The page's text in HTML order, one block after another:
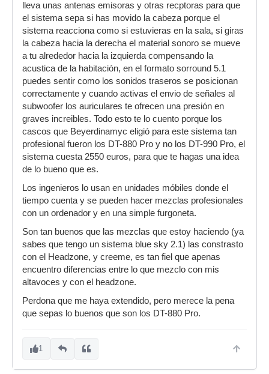
lleva unas antenas emisoras y otras recptoras para que
el sistema sepa si has movido la cabeza porque el
sistema reacciona como si estuvieras en la sala, si giras
la cabeza hacia la derecha el material sonoro se mueve
a tu alrededor hacia la izquierda compensando la
acustica de la habitación, en el formato sorround 5.1
puedes sentir como los sonidos traseros se posicionan
correctamente y cuando activas el envio de señales al
subwoofer los auriculares te ofrecen una presión en
graves increibles. Todo esto te lo cuento porque los
cascos que Beyerdinamyc eligió para este sistema tan
profesional fueron los DT-880 Pro y no los DT-990 Pro, el
sistema cuesta 2550 euros, para que te hagas una idea
de lo bueno que es.
Los ingenieros lo usan en unidades móbiles donde el
tiempo cuenta y se pueden hacer mezclas profesionales
con un ordenador y en una simple furgoneta.
Son tan buenos que las mezclas que estoy haciendo (ya
sabes que tengo un sistema blue sky 2.1) las constrasto
con el Headzone, y creeme, es tan fiel que apenas
encuentro diferencias entre lo que mezclo con mis
altavoces y con el headzone.
Perdona que me haya extendido, pero merece la pena
que sepas lo buenos que son los DT-880 Pro.
1